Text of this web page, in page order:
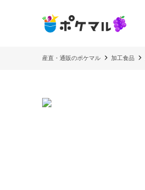
産直・通販のポケマル 加工食品